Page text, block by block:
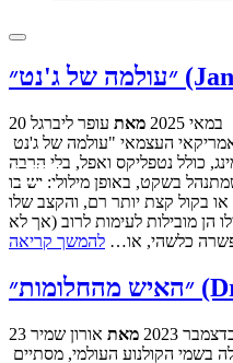
20 במאי 2025 מאת עופר ליברגל
כולל נטפליקס ואפל, בלי הרבה
בשקט, באופן מילולי: יש בו
בקול קצת יותר רם, והקצב שלו
הן מובילות לעימות לרוב (אך לא
כלשהי, או… להמשך קריאה
בדצמבר 2023 מאת אורון שמיר